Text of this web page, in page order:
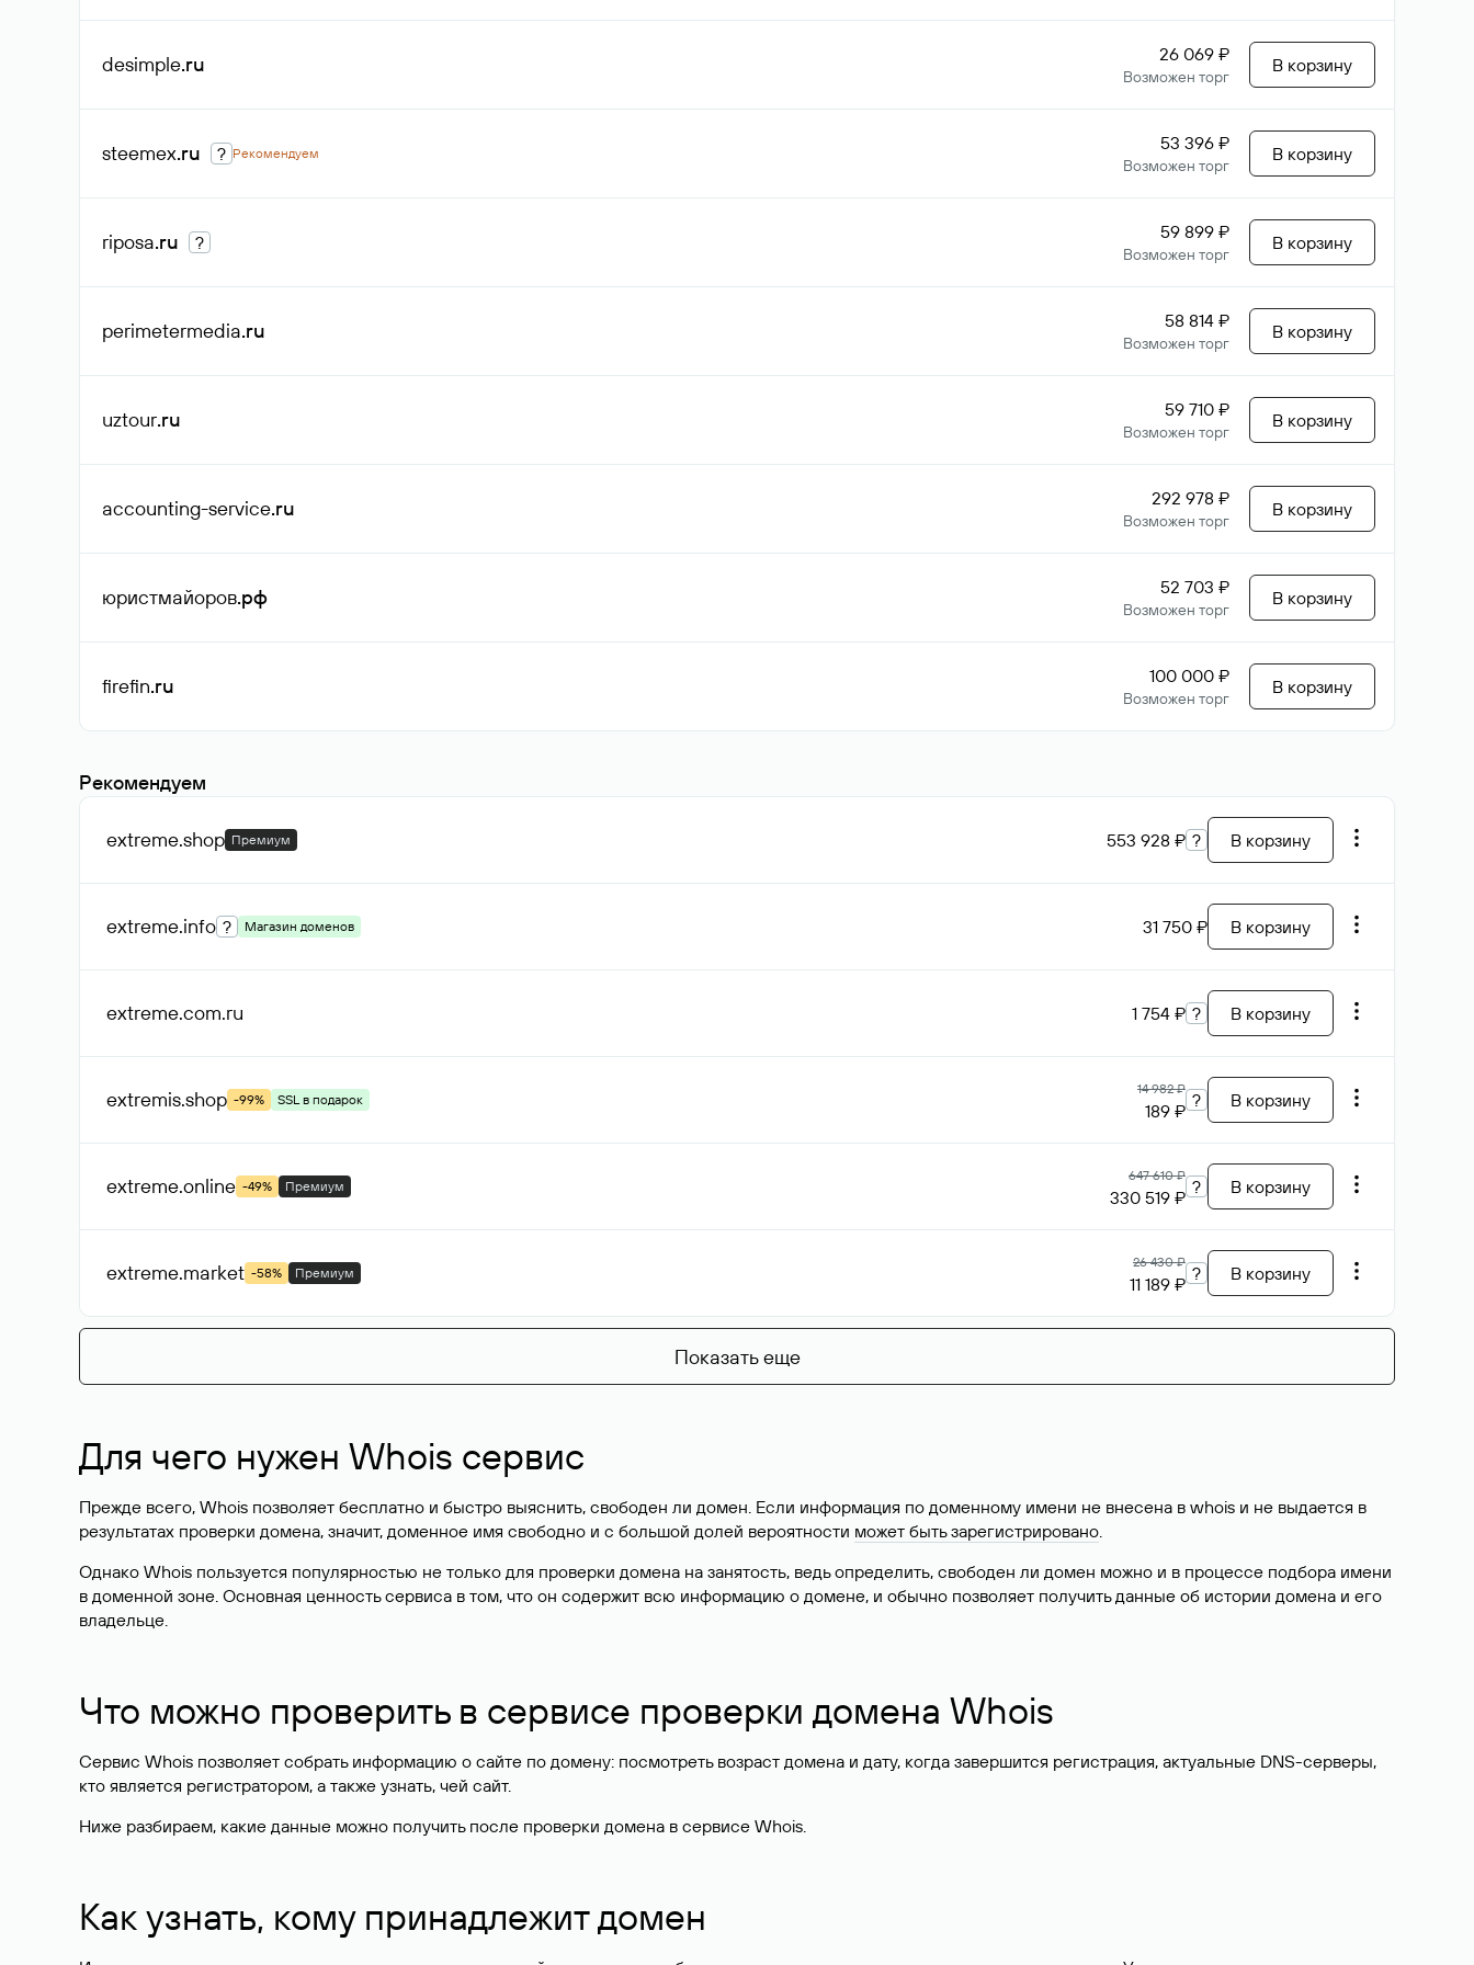
desimple.ru 26 069 ₽
Возможен торг
В корзину
steemex.ru ? Рекомендуем 53 396 ₽
Возможен торг
В корзину
riposa.ru ? 59 899 ₽
Возможен торг
В корзину
perimetermedia.ru 58 814 ₽
Возможен торг
В корзину
uztour.ru 59 710 ₽
Возможен торг
В корзину
accounting-service.ru 292 978 ₽
Возможен торг
В корзину
юристмайоров.рф 52 703 ₽
Возможен торг
В корзину
firefin.ru 100 000 ₽
Возможен торг
В корзину
Рекомендуем
extreme.shop Премиум 553 928 ₽ ? В корзину
extreme.info ? Магазин доменов 31 750 ₽ В корзину
extreme.com.ru 1 754 ₽ ? В корзину
extremis.shop -99% SSL в подарок
14 982 ₽
189 ₽ ? В корзину
extreme.online -49% Премиум
647 610 ₽
330 519 ₽ ? В корзину
extreme.market -58% Премиум
26 430 ₽
11 189 ₽ ? В корзину
Показать еще
Для чего нужен Whois сервис
Прежде всего, Whois позволяет бесплатно и быстро выяснить, свободен ли домен. Если информация по доменному имени не внесена в whois и не выдается в
результатах проверки домена, значит, доменное имя свободно и с большой долей вероятности может быть зарегистрировано.
Однако Whois пользуется популярностью не только для проверки домена на занятость, ведь определить, свободен ли домен можно и в процессе подбора имени
в доменной зоне. Основная ценность сервиса в том, что он содержит всю информацию о домене, и обычно позволяет получить данные об истории домена и его
владельце.
Что можно проверить в сервисе проверки домена Whois
Сервис Whois позволяет собрать информацию о сайте по домену: посмотреть возраст домена и дату, когда завершится регистрация, актуальные DNS-серверы,
кто является регистратором, а также узнать, чей сайт.
Ниже разбираем, какие данные можно получить после проверки домена в сервисе Whois.
Как узнать, кому принадлежит домен